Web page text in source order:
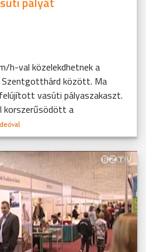
h-val közelekdhetnek a
között. Ma
vasúti pályaszakaszt.
korszerűsödött a